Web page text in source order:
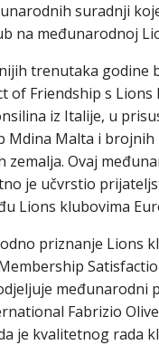
suradnji
na međunarodnoj
trenutaka godine
of Friendship s Lions
iz Italije, u
Mdina Malta i
zemalja. Ovaj
je učvrstio
Lions klubovima
priznanje Lions
međunarodni
Fabrizio
je kvalitetnog rada